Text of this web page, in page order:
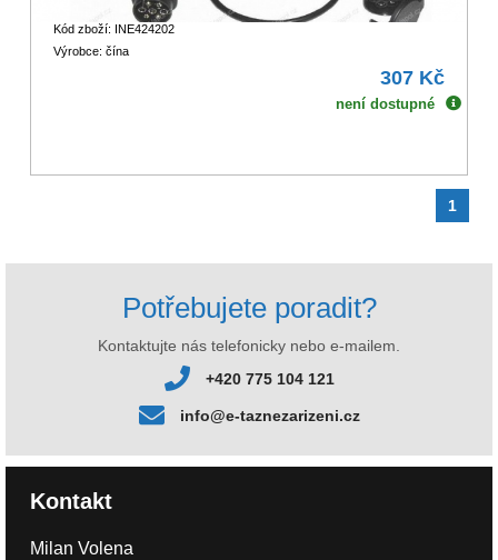
Kód zboží: INE424202
Výrobce: čína
307 Kč
není dostupné
1
Potřebujete poradit?
Kontaktujte nás telefonicky nebo e-mailem.
+420 775 104 121
info@e-taznezarizeni.cz
Kontakt
Milan Volena